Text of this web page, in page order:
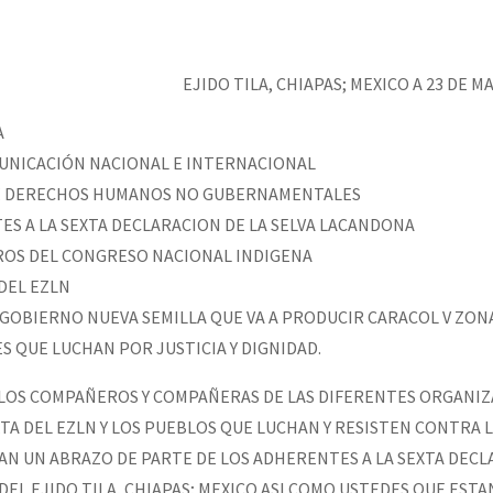
contra a Humanidad”
contra a Humanidade”
globales por la libertad de Jesús Plácido Galindo y el alto a la
mundo saiba! Nossas lutas pela memória, a justiça e a dignidade
EJIDO TILA, CHIAPAS; MEXICO A 23 DE
NACIONAL E INTERNACIONAL
DERECHOS HUMANOS NO GUBERNAMENTALES
A LA SEXTA DECLARACION DE LA SELVA LACANDONA
DEL CONGRESO NACIONAL INDIGENA
EZLN
NUEVA SEMILLA QUE VA A PRODUCIR CARACOL V
QUE LUCHAN POR JUSTICIA Y DIGNIDAD.
COMPAÑEROS Y COMPAÑERAS DE LAS DIFERENTES
DEL EZLN Y LOS PUEBLOS QUE LUCHAN Y RESISTEN CONTRA
UN ABRAZO DE PARTE DE LOS ADHERENTES A LA SEXTA
EJIDO TILA, CHIAPAS; MEXICO ASI COMO USTEDES QUE